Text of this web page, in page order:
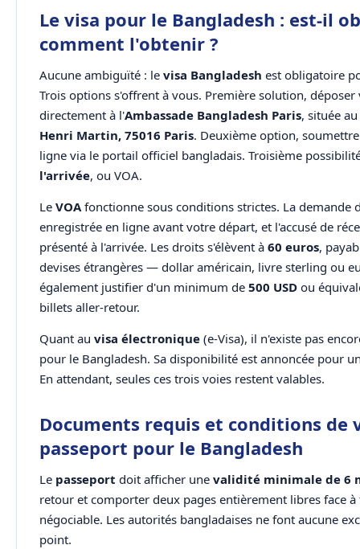
Le visa pour le Bangladesh : est-il
comment l'obtenir ?
Aucune ambiguïté : le visa Bangladesh est obligatoire
Trois options s'offrent à vous. Première solution, déposer
directement à l'Ambassade Bangladesh Paris, située au
Henri Martin, 75016 Paris. Deuxième option,
ligne via le portail officiel bangladais. Troisième
l'arrivée, ou VOA.
Le VOAfonctionne sous conditions strictes. La demande
enregistrée en ligne avant votre départ, et l'accusé de
présenté à l'arrivée. Les droits s'élèvent à 60 euros,
devises étrangères — dollar américain, livre sterling ou
également justifier d'un minimum de 500 USD ou
billets aller-retour.
Quant au visa électronique (e-Visa), il n'existe pas
pour le Bangladesh. Sa disponibilité est annoncée pour
En attendant, seules ces trois voies restent valables.
Documents requis et conditions de
passeport pour le Bangladesh
Le passeport doit afficher une validité minimale de 6
retour et comporter deux pages entièrement libres face à
négociable. Les autorités bangladaises ne font aucune
point.